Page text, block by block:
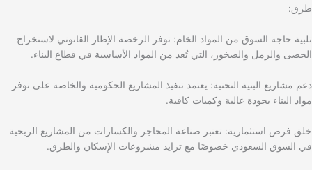
طرق:
تلبية حاجة السوق من المواد الخام: توفر الرخصة الإطار القانوني لاستخراج
الحصى والرمل والصخور، التي تُعد من المواد الأساسية في قطاع البناء.
دعم مشاريع البنية التحتية: يعتمد تنفيذ المشاريع الحكومية والخاصة على توفر
مواد البناء بجودة عالية وكميات كافية.
خلق فرص استثمارية: تعتبر صناعة المحاجر والكسارات من المشاريع الربحية
في السوق السعودي خصوصًا مع تزايد مشروعات الإسكان والطرق.